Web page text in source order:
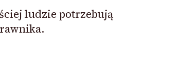
ludzie potrzebują